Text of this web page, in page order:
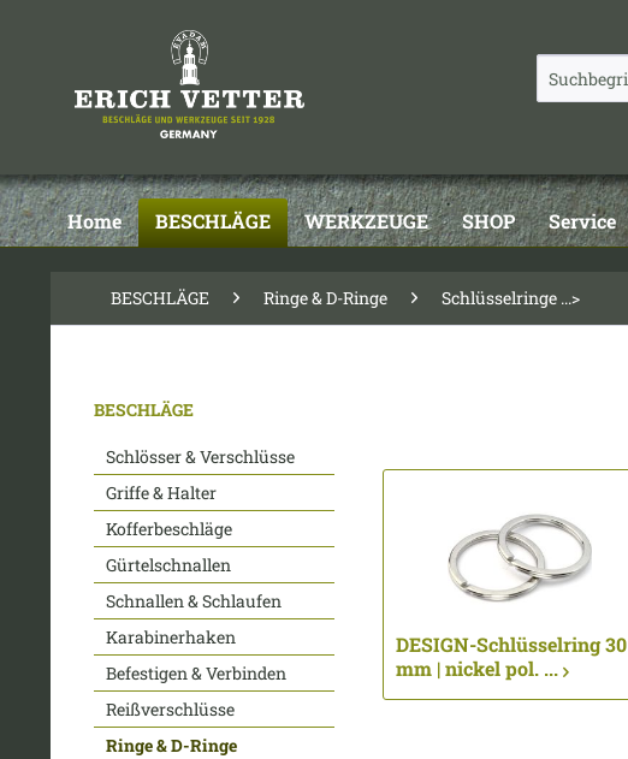
Home BESCHLÄGE WERKZEUGE SHOP Service
BESCHLÄGE Ringe & D-Ringe Schlüsselringe ...>
BESCHLÄGE
Schlösser & Verschlüsse
Griffe & Halter
Kofferbeschläge
Gürtelschnallen
Schnallen & Schlaufen
Karabinerhaken
Befestigen & Verbinden
Reißverschlüsse
Ringe & D-Ringe
DESIGN-Schlüsselring 30
mm | nickel pol. ...